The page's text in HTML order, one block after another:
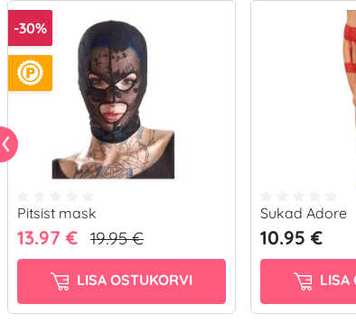
-30%
Pitsist mask
13.97 € 19.95 €
LISA OSTUKORVI
Sukad Adore
10.95 €
LISA